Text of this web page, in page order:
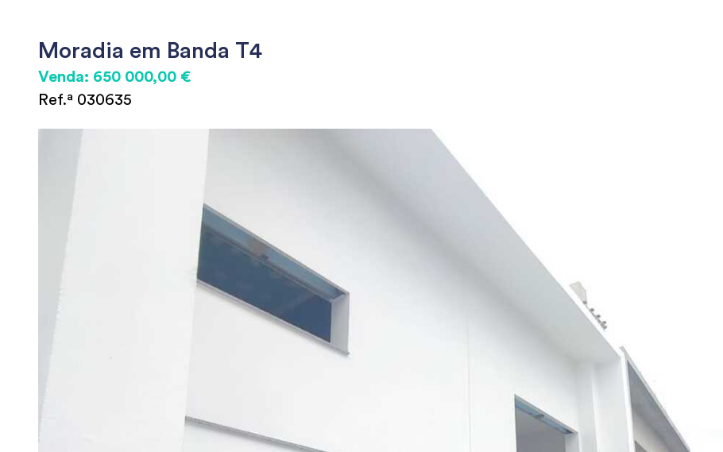
Moradia em Banda T4
Venda: 650 000,00 €
Ref.ª 030635